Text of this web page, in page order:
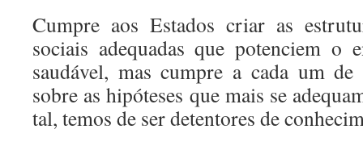
Cumpre aos Estados criar as
sociais adequadas que potenciem o
saudável, mas cumpre a cada um
sobre as hipóteses que mais se
tal, temos de ser detentores de